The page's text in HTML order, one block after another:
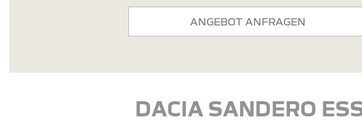
ANGEBOT ANFRAGEN
DACIA SANDERO